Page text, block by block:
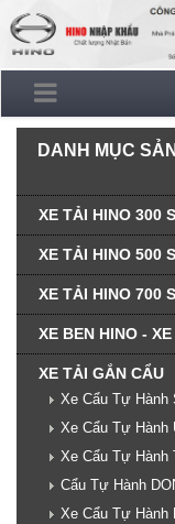
DANH MỤC
XE TẢI HINO 300
XE TẢI HINO 500
XE TẢI HINO 700
XE BEN HINO -
XE TẢI GẮN CẨU
Xe Cẩu Tự Hành
Xe Cẩu Tự Hành
Xe Cẩu Tự Hành
Cẩu Tự Hành
Xe Cẩu Tự Hành